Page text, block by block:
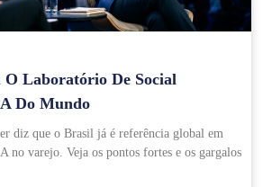
Laboratório De Social
Do Mundo
diz que o Brasil já é referência global em
no varejo. Veja os pontos fortes e os gargalos